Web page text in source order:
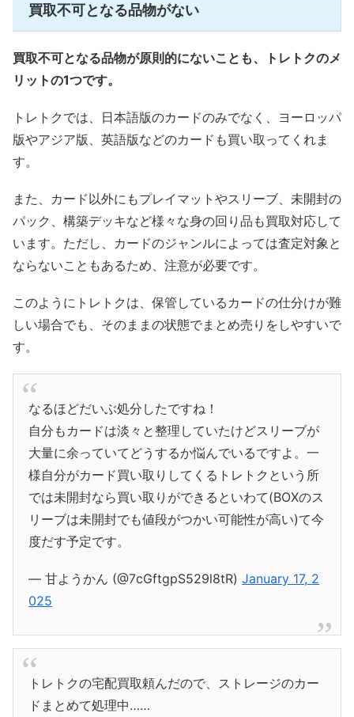
買取不可となる品物がない
買取不可となる品物が原則的にないことも、トレトクのメ
リットの1つです。
トレトクでは、日本語版のカードのみでなく、ヨーロッパ
版やアジア版、英語版などのカードも買い取ってくれま
す。
また、カード以外にもプレイマットやスリーブ、未開封の
パック、構築デッキなど様々な身の回り品も買取対応して
います。ただし、カードのジャンルによっては査定対象と
ならないこともあるため、注意が必要です。
このようにトレトクは、保管しているカードの仕分けが難
しい場合でも、そのままの状態でまとめ売りをしやすいで
す。
なるほどだいぶ処分したですね！
自分もカードは淡々と整理していたけどスリーブが
大量に余っていてどうするか悩んでいるですよ。一
様自分がカード買い取りしてくるトレトクという所
では未開封なら買い取りができるといわて(BOXのス
リーブは未開封でも値段がつかい可能性が高い)て今
度だす予定です。
— 甘ようかん (@7cGftgpS529l8tR)January 17, 2
025
トレトクの宅配買取頼んだので、ストレージのカー
ドまとめて処理中……